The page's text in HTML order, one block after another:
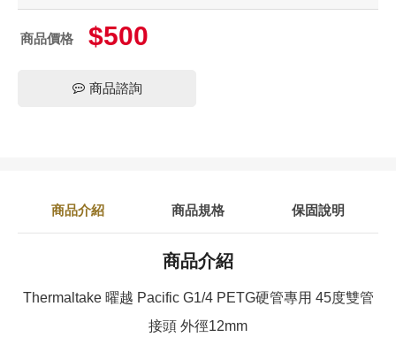
商品價格 $500
商品諮詢
商品介紹 商品規格 保固說明
商品介紹
Thermaltake 曜越 Pacific G1/4 PETG硬管專用 45度雙管
接頭 外徑12mm